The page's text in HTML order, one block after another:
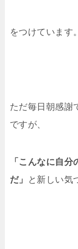
をつけています。
ただ毎日朝感謝
ですが、
「こんなに自
だ」
と新しい気